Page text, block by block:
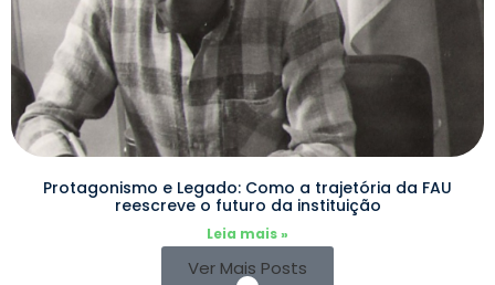
Protagonismo e Legado: Como a trajetória da FAU
reescreve o futuro da instituição
Leia mais »
Ver Mais Posts